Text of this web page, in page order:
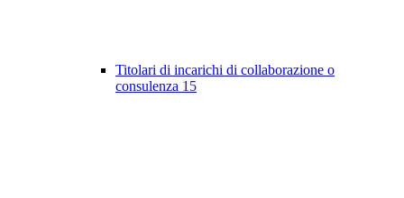
Titolari di incarichi di collaborazione o
consulenza 15